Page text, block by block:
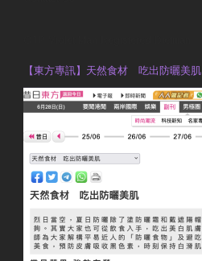
【東方專訊】天然食材 吃出防曬美肌